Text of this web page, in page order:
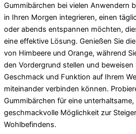
Gummibärchen bei vielen Anwendern
in Ihren Morgen integrieren, einen
oder abends entspannen möchten,
eine effektive Lösung. Genießen Sie
von Himbeere und Orange, während
den Vordergrund stellen und beweisen
Geschmack und Funktion auf Ihrem
miteinander verbinden können.
Gummibärchen für eine
geschmackvolle Möglichkeit zur
Wohlbefindens.